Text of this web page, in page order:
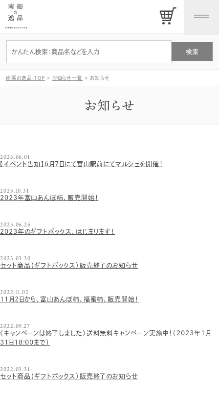
南砺の逸品 TOP > お知らせ一覧 > お知らせ
お知らせ
2026.06.01
【イベント告知】6月7日にて富山駅前にてマルシェを開催！
2023.10.31
2023年富山あんぽ柿、販売開始！
2023.06.26
2023年のギフトボックス、はじまります！
2023.03.30
セット商品（ギフトボックス）販売終了のお知らせ
2022.11.02
11月2日から、富山あんぽ柿、福蜜柿、販売開始！
2022.09.27
〈キャンペーンは終了しました〉送料無料キャンペーン実施中！（2023年1月
31日18:00まで）
2022.03.31
セット商品（ギフトボックス）販売終了のお知らせ